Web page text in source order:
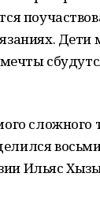
Дети
сложного
Ильяс